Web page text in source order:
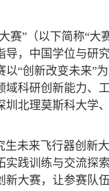
赛”（以下简称“大
，中国学位与研
以“创新改变未来”
科研创新能力、
圳北理莫斯科大学
未来飞行器创新
践训练与交流探
大赛，让参赛队